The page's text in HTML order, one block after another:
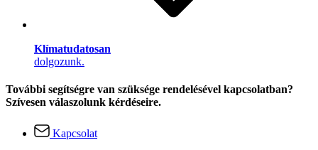
Klímatudatosan
dolgozunk.
További segítségre van szüksége rendelésével kapcsolatban?
Szívesen válaszolunk kérdéseire.
Kapcsolat